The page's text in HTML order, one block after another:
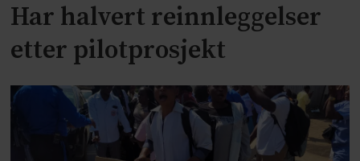
Har halvert reinnleggelser
etter pilotprosjekt